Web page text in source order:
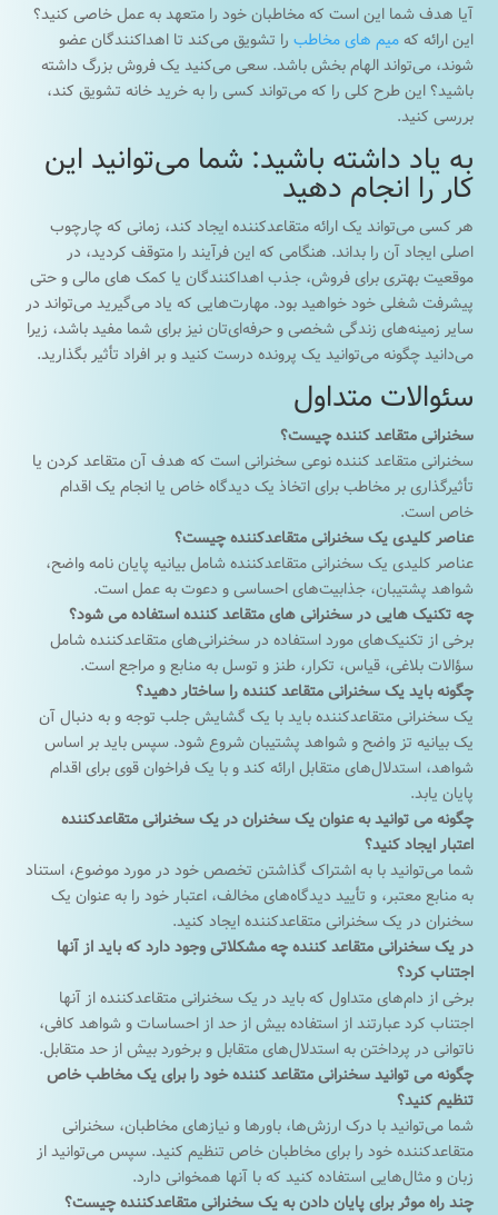
آیا هدف شما این است که مخاطبان خود را متعهد به عمل خاصی کنید؟
این ارائه کهمیم های مخاطب را تشویق می‌کند تا اهداکنندگان عضو
شوند، می‌تواند الهام بخش باشد. سعی می‌کنید یک فروش بزرگ داشته
باشید؟ این طرح کلی را که می‌تواند کسی را به خرید خانه تشویق کند،
بررسی کنید.
به یاد داشته باشید: شما می‌توانید این
کار را انجام دهید
هر کسی می‌تواند یک ارائه متقاعدکننده ایجاد کند، زمانی که چارچوب
اصلی ایجاد آن را بداند. هنگامی که این فرآیند را متوقف کردید، در
موقعیت بهتری برای فروش، جذب اهداکنندگان یا کمک های مالی و حتی
پیشرفت شغلی خود خواهید بود. مهارت‌هایی که یاد می‌گیرید می‌تواند در
سایر زمینه‌های زندگی شخصی و حرفه‌ای‌تان نیز برای شما مفید باشد، زیرا
می‌دانید چگونه می‌توانید یک پرونده درست کنید و بر افراد تأثیر بگذارید.
سئوالات متداول
سخنرانی متقاعد کننده چیست؟
سخنرانی متقاعد کننده نوعی سخنرانی است که هدف آن متقاعد کردن یا
تأثیرگذاری بر مخاطب برای اتخاذ یک دیدگاه خاص یا انجام یک اقدام
خاص است.
عناصر کلیدی یک سخنرانی متقاعدکننده چیست؟
عناصر کلیدی یک سخنرانی متقاعدکننده شامل بیانیه پایان نامه واضح،
شواهد پشتیبان، جذابیت‌های احساسی و دعوت به عمل است.
چه تکنیک هایی در سخنرانی های متقاعد کننده استفاده می شود؟
برخی از تکنیک‌های مورد استفاده در سخنرانی‌های متقاعدکننده شامل
سؤالات بلاغی، قیاس، تکرار، طنز و توسل به منابع و مراجع است.
چگونه باید یک سخنرانی متقاعد کننده را ساختار دهید؟
یک سخنرانی متقاعدکننده باید با یک گشایش جلب توجه و به دنبال آن
یک بیانیه تز واضح و شواهد پشتیبان شروع شود. سپس باید بر اساس
شواهد، استدلال‌های متقابل ارائه کند و با یک فراخوان قوی برای اقدام
پایان یابد.
چگونه می توانید به عنوان یک سخنران در یک سخنرانی متقاعدکننده
اعتبار ایجاد کنید؟
شما می‌توانید با به اشتراک گذاشتن تخصص خود در مورد موضوع، استناد
به منابع معتبر، و تأیید دیدگاه‌های مخالف، اعتبار خود را به عنوان یک
سخنران در یک سخنرانی متقاعدکننده ایجاد کنید.
در یک سخنرانی متقاعد کننده چه مشکلاتی وجود دارد که باید از آنها
اجتناب کرد؟
برخی از دام‌های متداول که باید در یک سخنرانی متقاعدکننده از آنها
اجتناب کرد عبارتند از استفاده بیش از حد از احساسات و شواهد کافی،
ناتوانی در پرداختن به استدلال‌های متقابل و برخورد بیش از حد متقابل.
چگونه می توانید سخنرانی متقاعد کننده خود را برای یک مخاطب خاص
تنظیم کنید؟
شما می‌توانید با درک ارزش‌ها، باورها و نیازهای مخاطبان، سخنرانی
متقاعدکننده خود را برای مخاطبان خاص تنظیم کنید. سپس می‌توانید از
زبان و مثال‌هایی استفاده کنید که با آنها همخوانی دارد.
چند راه موثر برای پایان دادن به یک سخنرانی متقاعدکننده چیست؟